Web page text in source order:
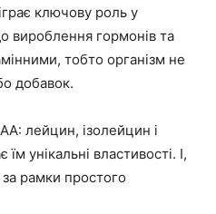
ключову роль у
вироблення гормонів та
тобто організм не
добавок.
лейцин, ізолейцин і
унікальні властивості. І,
рамки простого